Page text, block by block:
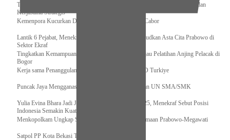
Tiba di Tanah Air, Presiden Prabowo Subianto Bawa Komitmen Investasi dan
Kerjasama Strategis
Kemenpora Kucurkan Dana untuk Pelatnas pada 13 Cabor
Lantik 6 Pejabat, Menekraf Tegaskan Komitmen Wujudkan Asta Cita Prabowo di
Sektor Ekraf
Tingkatkan Kemampuan K9 TNI, Panglima TNI Tinjau Pelatihan Anjing Pelacak di
Bogor
Kerja sama Penanggulangan Bencana BNPB – AFAD Turkiye
Puncak Jaya Mengganas, TNI-POLRI Solid Amankan UN SMA/SMK
Yulia Evina Bhara Jadi Juri Festival Film Cannes 2025, Menekraf Sebut Posisi
Indonesia Semakin Kuat
Menkopolkam Ungkap Spirit Persatuan dan Kebersamaan Prabowo-Megawati
Satpol PP Kota Bekasi Tertibkan PPKS